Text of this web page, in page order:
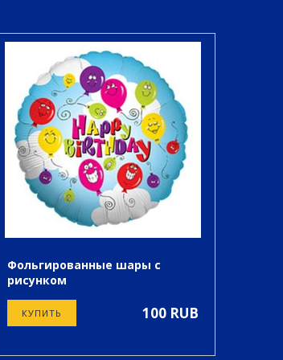
Фольгированные шары с
рисунком
рисунком
КУПИТЬ 100 RUB